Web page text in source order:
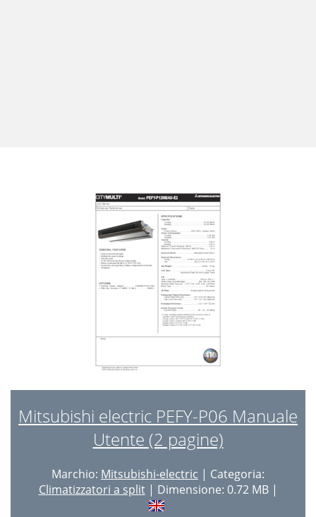
Mitsubishi electric PEFY-P06 Manuale
Utente (2 pagine)
Marchio: Mitsubishi-electric | Categoria:
Climatizzatori a split| Dimensione: 0.72 MB |